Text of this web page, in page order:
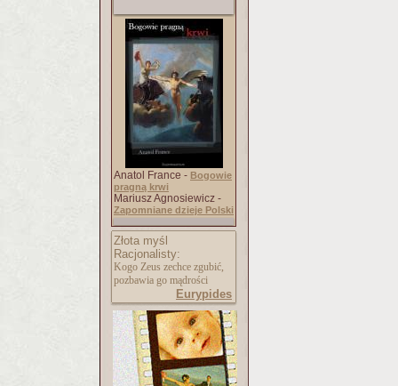
Anatol France - Bogowie
pragną krwi
Mariusz Agnosiewicz -
Zapomniane dzieje Polski
Złota myśl
Racjonalisty:
Kogo Zeus zechce zgubić,
pozbawia go mądrości
Eurypides